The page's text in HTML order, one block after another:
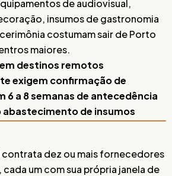
de audiovisual,
insumos de gastronomia
costumam sair de Porto
maiores.
destinos remotos
exigem confirmação de
6 a 8 semanas de antecedência
abastecimento de insumos
contrata dez ou mais fornecedores
um com sua própria janela de